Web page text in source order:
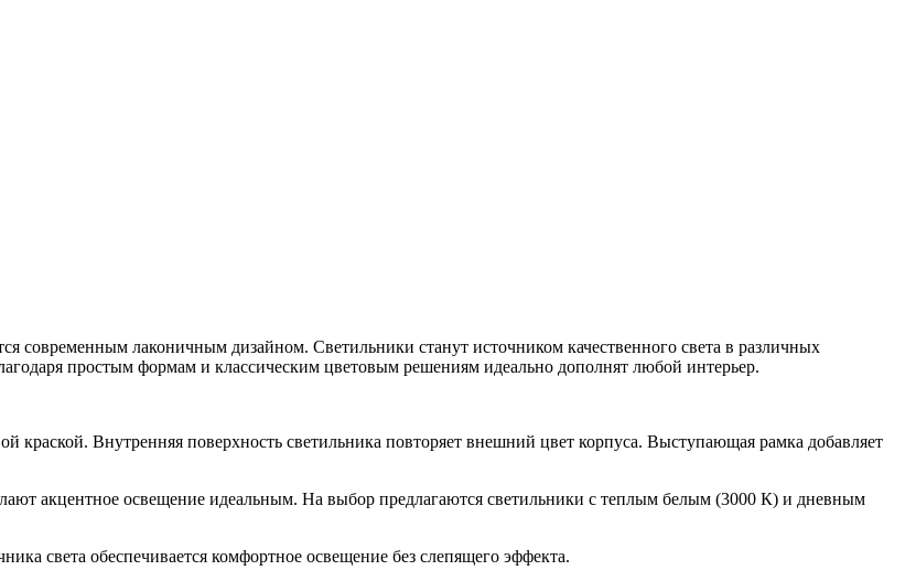
современным лаконичным дизайном. Светильники станут источником качественного света в различных
простым формам и классическим цветовым решениям идеально дополнят любой интерьер.
краской. Внутренняя поверхность светильника повторяет внешний цвет корпуса. Выступающая рамка добавляет
акцентное освещение идеальным. На выбор предлагаются светильники с теплым белым (3000 К) и дневным
света обеспечивается комфортное освещение без слепящего эффекта.